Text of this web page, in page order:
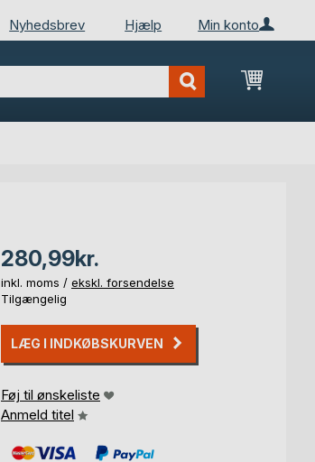
Min konto
Nyhedsbrev Hjælp
Min
280,99kr.
inkl. moms / ekskl. forsendelse
Tilgængelig
LÆG I INDKØBSKURVEN
Føj til ønskeliste
Anmeld titel